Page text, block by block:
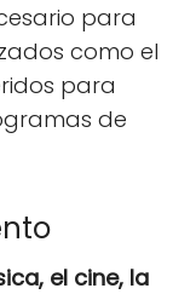
para
como el
para
de
el cine, la